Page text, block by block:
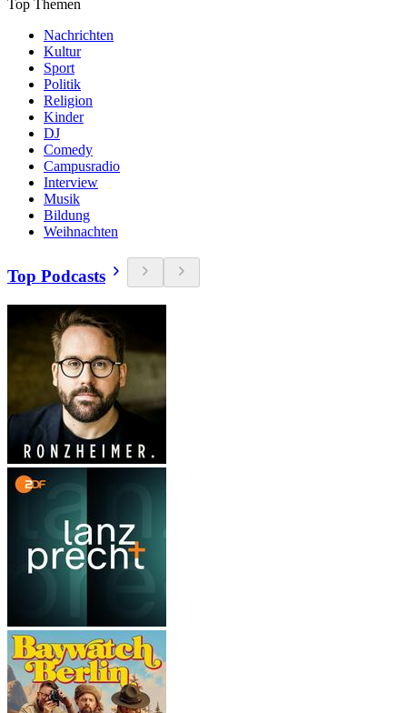
Top Themen
Nachrichten
Kultur
Sport
Politik
Religion
Kinder
DJ
Comedy
Campusradio
Interview
Musik
Bildung
Weihnachten
Top Podcasts